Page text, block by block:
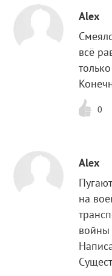
Alex
всё
0
Alex
на
войны